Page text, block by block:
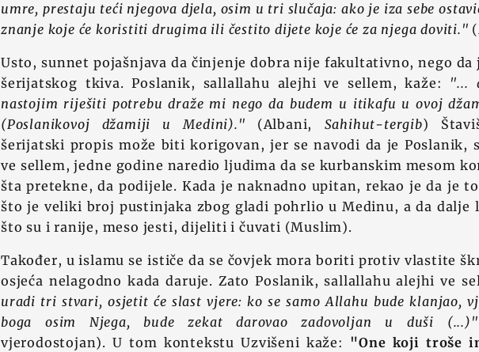
umre, prestaju teći njegova djela, osim u tri slučaja: ako je iza sebe
znanje koje će koristiti drugima ili čestito dijete koje će za njega doviti."
Usto, sunnet pojašnjava da činjenje dobra nije fakultativno, nego da
šerijatskog tkiva. Poslanik, sallallahu alejhi ve sellem, kaže: "...
nastojim riješiti potrebu draže mi nego da budem u itikafu u ovoj
(Poslanikovoj džamiji u Medini)." (Albani, Sahihut-tergib)
šerijatski propis može biti korigovan, jer se navodi da je Poslanik,
ve sellem, jedne godine naredio ljudima da se kurbanskim mesom
šta pretekne, da podijele. Kada je naknadno upitan, rekao je da je
što je veliki broj pustinjaka zbog gladi pohrlio u Medinu, a da dalje
što su i ranije, meso jesti, dijeliti i čuvati (Muslim).
Također, u islamu se ističe da se čovjek mora boriti protiv vlastite
osjeća nelagodno kada daruje. Zato Poslanik, sallallahu alejhi ve
uradi tri stvari, osjetit će slast vjere: ko se samo Allahu bude klanjao,
boga osim Njega, bude zekat darovao zadovoljan u duši (...)"
vjerodostojan). U tom kontekstu Uzvišeni kaže: "One koji troše